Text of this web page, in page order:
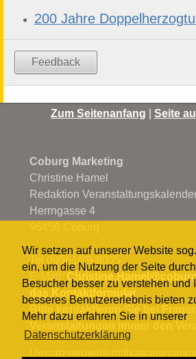
Wir setzen auf unserer Website
ein, um die Nutzung der Seite
Besucher besser zu verstehen und
besseres Benutzererlebnis bieten
Mehr dazu erfahren Sie in unserer
Datenschutzerklärung
200 Jahre
Feedback
Zum Seitenanfang |Seite
Coburg Marketing
Christine Hamel
Redaktion
Herrngasse 4
Tel 09561/89-8035
E-Mail: Christine.Hamel@
das Kontaktformular
Bitte kontaktieren Sie bei
Veranstaltungen immer den